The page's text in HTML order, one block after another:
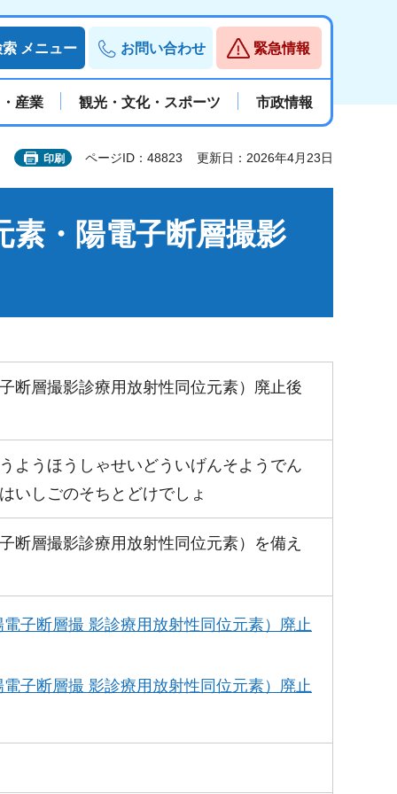
索 メニュー お問い合わせ 緊急情報
産業 観光・文化・スポーツ 市政情報
印刷 ページID：48823 更新日：2026年4月23日
素・陽電子断層撮影
断層撮影診療用放射性同位元素）廃止後
ようほうしゃせいどういげんそようでん
いしごのそちとどけでしょ
断層撮影診療用放射性同位元素）を備え
子断層撮 影診療用放射性同位元素）廃止
子断層撮 影診療用放射性同位元素）廃止